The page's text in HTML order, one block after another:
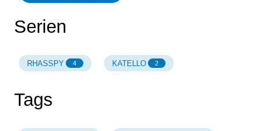
Serien
RHASSPY 4 KATELLO 2
Tags